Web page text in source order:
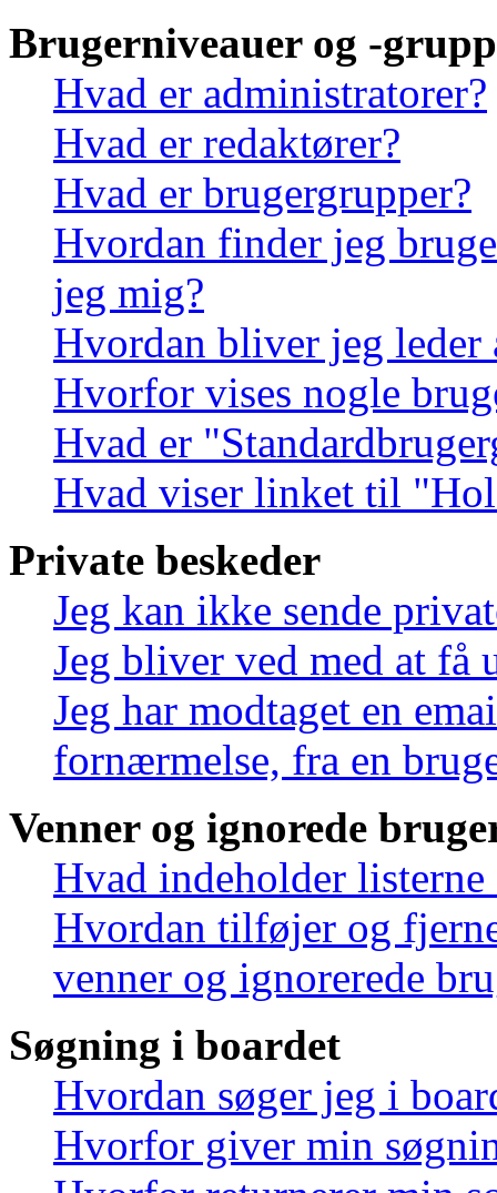
Brugerniveauer og -
Hvad er administratorer?
Hvad er redaktører?
Hvad er brugergrupper?
Hvordan finder jeg
jeg mig?
Hvordan bliver jeg leder
Hvorfor vises nogle
Hvad er
Hvad viser linket til
Private beskeder
Jeg kan ikke sende
Jeg bliver ved med at få
Jeg har modtaget en
fornærmelse, fra en
Venner og ignorede
Hvad indeholder
Hvordan tilføjer og
venner og ignorerede
Søgning i boardet
Hvordan søger jeg i
Hvorfor giver min